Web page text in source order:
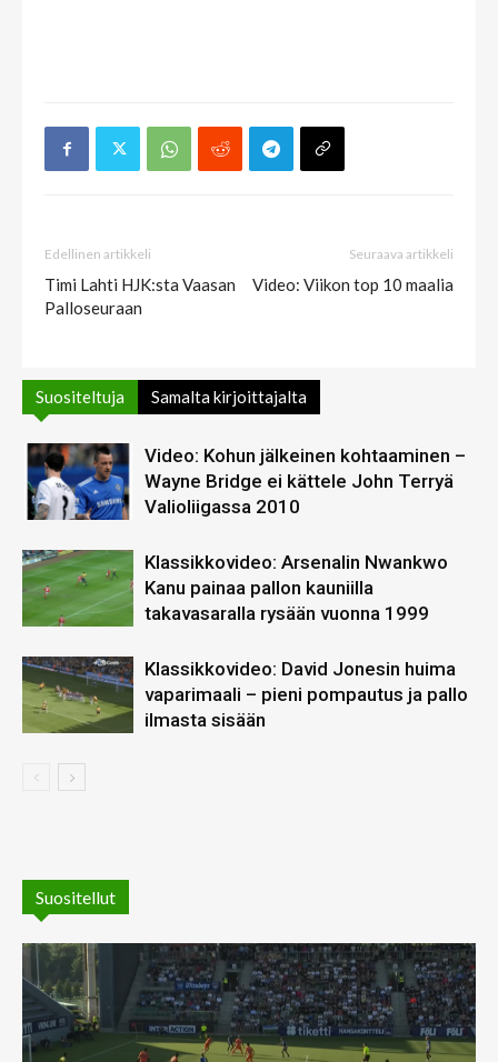
Edellinen artikkeli
Timi Lahti HJK:sta Vaasan
Palloseuraan
Seuraava artikkeli
Video: Viikon top 10 maalia
Suositeltuja Samalta kirjoittajalta
Video: Kohun jälkeinen kohtaaminen –
Wayne Bridge ei kättele John Terryä
Valioliigassa 2010
Klassikkovideo: Arsenalin Nwankwo
Kanu painaa pallon kauniilla
takavasaralla rysään vuonna 1999
Klassikkovideo: David Jonesin huima
vaparimaali – pieni pompautus ja pallo
ilmasta sisään
Suositellut